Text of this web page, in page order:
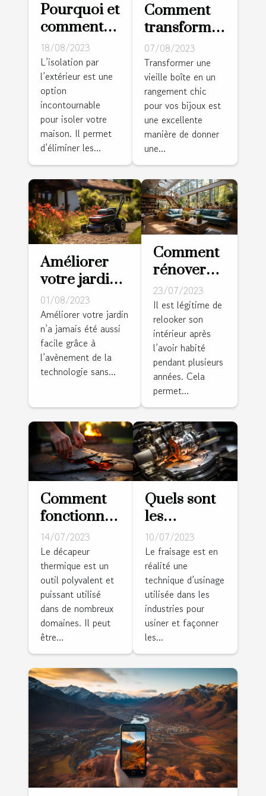
Pourquoi et
comment
isoler les
murs par
l’extérieur ?
18/08/2023
L’isolation par
l’extérieur est une
option
incontournable
pour isoler votre
maison. Il permet
d’éliminer les...
Comment
transformer
une vieille
boîte en un
rangement
chic pour
vos bijoux
07/08/2023
Transformer une
vieille boîte en un
rangement chic
pour vos bijoux est
une excellente
manière de donner
une...
Améliorer
votre jardin
avec un
robot
tondeuse
sans fil
périphérique
: conseils et
01/08/2023
Améliorer votre jardin
n’a jamais été aussi
facile grâce à
l’avènement de la
technologie sans...
Comment
rénover
l'intérieur
de sa
maison ?
23/07/2023
Il est légitime de
relooker son
intérieur après
l’avoir habité
pendant plusieurs
années. Cela
permet...
Comment
fonctionne
un
décapeur
thermique
?
14/07/2023
Le décapeur
thermique est un
outil polyvalent et
puissant utilisé
dans de nombreux
domaines. Il peut
être...
Quels sont
les
différents
types de
fraisage ?
10/07/2023
Le fraisage est en
réalité une
technique d’usinage
utilisée dans les
industries pour
usiner et façonner
les...